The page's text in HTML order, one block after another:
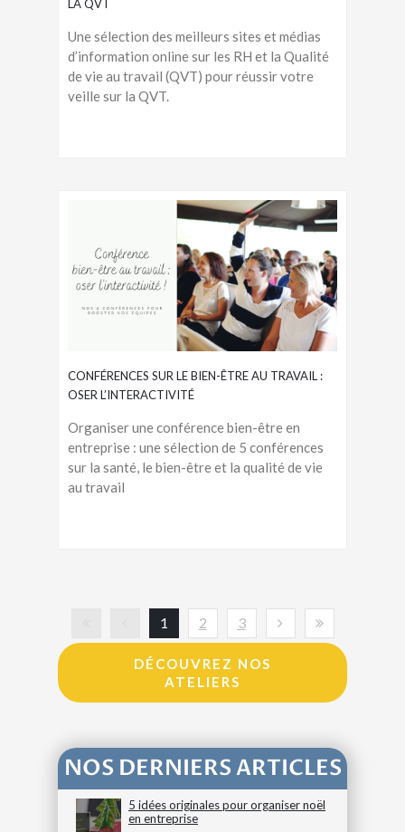
LA QVT
Une sélection des meilleurs sites et médias
d’information online sur les RH et la Qualité
de vie au travail (QVT) pour réussir votre
veille sur la QVT.
CONFÉRENCES SUR LE BIEN-ÊTRE AU TRAVAIL :
OSER L’INTERACTIVITÉ
Organiser une conférence bien-être en
entreprise : une sélection de 5 conférences
sur la santé, le bien-être et la qualité de vie
au travail
1 2 3
DÉCOUVREZ NOS
ATELIERS
NOS DERNIERS ARTICLES
5 idées originales pour organiser noël
en entreprise